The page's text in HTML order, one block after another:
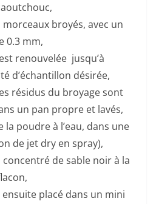
broyés, avec un
0.3 mm,
renouvelée jusqu’à
d’échantillon désirée,
résidus du broyage sont
un pan propre et lavés,
la poudre à l’eau, dans une
de jet dry en spray),
de sable noir à la
placé dans un mini